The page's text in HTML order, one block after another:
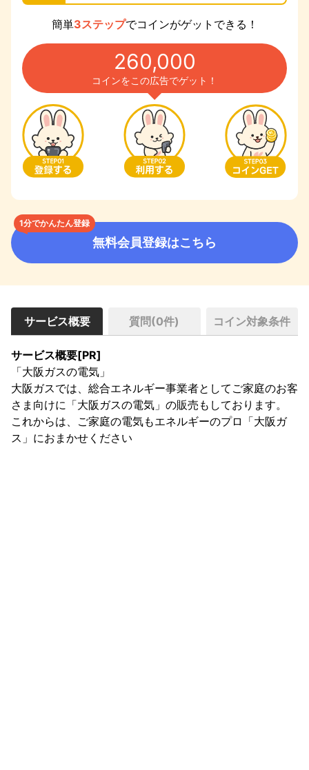
簡単3ステップでコインがゲットできる！
260,000
コインをこの広告でゲット！
1分でかんたん登録
無料会員登録はこちら
サービス概要 質問(0件) コイン対象条件
サービス概要[PR]
「大阪ガスの電気」
大阪ガスでは、総合エネルギー事業者としてご家庭のお客
さま向けに「大阪ガスの電気」の販売もしております。
これからは、ご家庭の電気もエネルギーのプロ「大阪ガ
ス」におまかせください